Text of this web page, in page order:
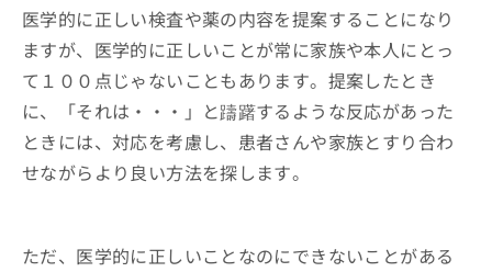
医学的に正しい検査や薬の内容を提案することになり
ますが、医学的に正しいことが常に家族や本人にとっ
て１００点じゃないこともあります。提案したとき
に、「それは・・・」と躊躇するような反応があった
ときには、対応を考慮し、患者さんや家族とすり合わ
せながらより良い方法を探します。
ただ、医学的に正しいことなのにできないことがある